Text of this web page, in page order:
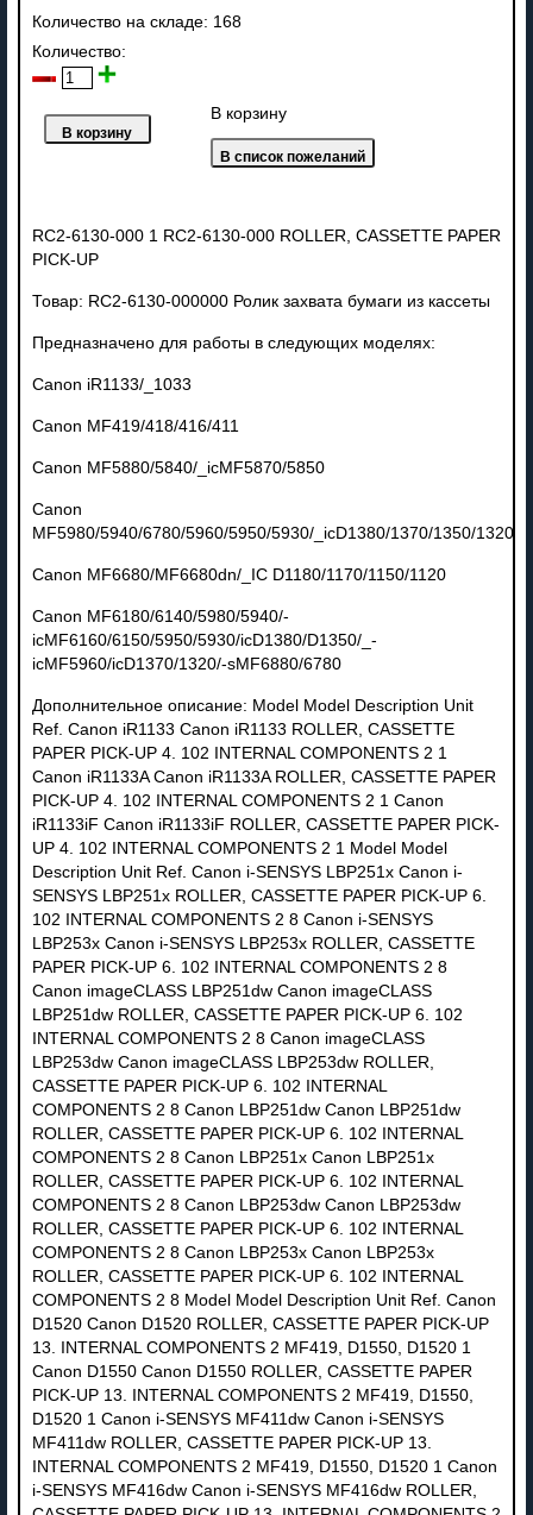
Количество на складе: 168
Количество:
В корзину
RC2-6130-000 1 RC2-6130-000 ROLLER, CASSETTE PAPER
PICK-UP
Товар: RC2-6130-000000 Ролик захвата бумаги из кассеты
Предназначено для работы в следующих моделях:
Canon iR1133/_1033
Canon MF419/418/416/411
Canon MF5880/5840/_icMF5870/5850
Canon
MF5980/5940/6780/5960/5950/5930/_icD1380/1370/1350/1320
Canon MF6680/MF6680dn/_IC D1180/1170/1150/1120
Canon MF6180/6140/5980/5940/-
icMF6160/6150/5950/5930/icD1380/D1350/_-
icMF5960/icD1370/1320/-sMF6880/6780
Дополнительное описание: Model Model Description Unit
Ref. Canon iR1133 Canon iR1133 ROLLER, CASSETTE
PAPER PICK-UP 4. 102 INTERNAL COMPONENTS 2 1
Canon iR1133A Canon iR1133A ROLLER, CASSETTE PAPER
PICK-UP 4. 102 INTERNAL COMPONENTS 2 1 Canon
iR1133iF Canon iR1133iF ROLLER, CASSETTE PAPER PICK-
UP 4. 102 INTERNAL COMPONENTS 2 1 Model Model
Description Unit Ref. Canon i-SENSYS LBP251x Canon i-
SENSYS LBP251x ROLLER, CASSETTE PAPER PICK-UP 6.
102 INTERNAL COMPONENTS 2 8 Canon i-SENSYS
LBP253x Canon i-SENSYS LBP253x ROLLER, CASSETTE
PAPER PICK-UP 6. 102 INTERNAL COMPONENTS 2 8
Canon imageCLASS LBP251dw Canon imageCLASS
LBP251dw ROLLER, CASSETTE PAPER PICK-UP 6. 102
INTERNAL COMPONENTS 2 8 Canon imageCLASS
LBP253dw Canon imageCLASS LBP253dw ROLLER,
CASSETTE PAPER PICK-UP 6. 102 INTERNAL
COMPONENTS 2 8 Canon LBP251dw Canon LBP251dw
ROLLER, CASSETTE PAPER PICK-UP 6. 102 INTERNAL
COMPONENTS 2 8 Canon LBP251x Canon LBP251x
ROLLER, CASSETTE PAPER PICK-UP 6. 102 INTERNAL
COMPONENTS 2 8 Canon LBP253dw Canon LBP253dw
ROLLER, CASSETTE PAPER PICK-UP 6. 102 INTERNAL
COMPONENTS 2 8 Canon LBP253x Canon LBP253x
ROLLER, CASSETTE PAPER PICK-UP 6. 102 INTERNAL
COMPONENTS 2 8 Model Model Description Unit Ref. Canon
D1520 Canon D1520 ROLLER, CASSETTE PAPER PICK-UP
13. INTERNAL COMPONENTS 2 MF419, D1550, D1520 1
Canon D1550 Canon D1550 ROLLER, CASSETTE PAPER
PICK-UP 13. INTERNAL COMPONENTS 2 MF419, D1550,
D1520 1 Canon i-SENSYS MF411dw Canon i-SENSYS
MF411dw ROLLER, CASSETTE PAPER PICK-UP 13.
INTERNAL COMPONENTS 2 MF419, D1550, D1520 1 Canon
i-SENSYS MF416dw Canon i-SENSYS MF416dw ROLLER,